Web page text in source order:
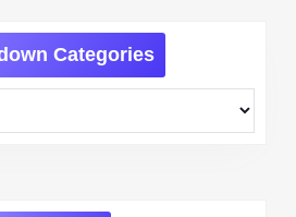
Categories